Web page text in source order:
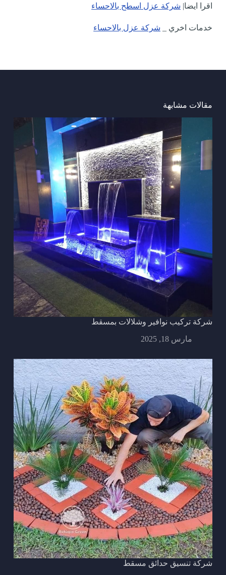
اقرا ايضا| شركة عزل اسطح بالاحساء
خدمات اخري _ شركة عزل بالاحساء
مقالات مشابهة
شركة تركيب نوافير وشلالات بمسقط
مارس 18, 2025
شركة تنسيق حدائق مسقط